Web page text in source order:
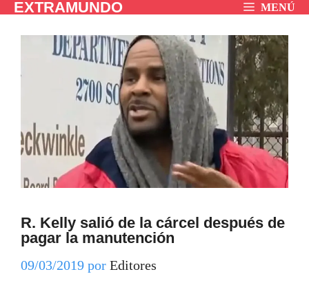
SaltarEXTRAMUNDO MENÚ
R. Kelly salió de la cárcel después de
pagar la manutención
09/03/2019 por Editores